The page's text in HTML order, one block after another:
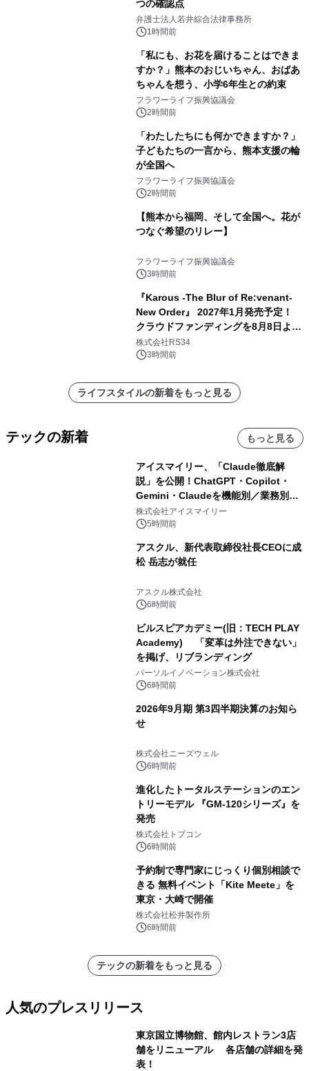
つの確認点
弁護士法人若井綜合法律事務所
1時間前
「私にも、お花を届けることはできま
すか？」熊本のおじいちゃん、おばあ
ちゃんを想う、小学6年生との約束
フラワーライフ振興協議会
2時間前
「わたしたちにも何かできますか？」
子どもたちの一言から、熊本支援の輪
が全国へ
フラワーライフ振興協議会
2時間前
【熊本から福岡、そして全国へ。花が
つなぐ希望のリレー】
フラワーライフ振興協議会
3時間前
『Karous -The Blur of Re:venant-
New Order』 2027年1月発売予定！
クラウドファンディングを8月8日より
開始
株式会社RS34
3時間前
ライフスタイルの新着をもっと見る
テックの新着 もっと見る
アイスマイリー、「Claude徹底解
説」を公開！ChatGPT・Copilot・
Gemini・Claudeを機能別／業務別に
比較―自社に合う生成AIの選び方がわ
かる実践ガイド
株式会社アイスマイリー
5時間前
アスクル、新代表取締役社長CEOに成
松 岳志が就任
アスクル株式会社
6時間前
ビルスピアカデミー(旧：TECH PLAY
Academy) 「変革は外注できない」
を掲げ、リブランディング
パーソルイノベーション株式会社
6時間前
2026年9月期 第3四半期決算のお知ら
せ
株式会社ニーズウェル
6時間前
進化したトータルステーションのエン
トリーモデル 『GM-120シリーズ』を
発売
株式会社トプコン
6時間前
予約制で専門家にじっくり個別相談で
きる 無料イベント「Kite Meete」を
東京・大崎で開催
株式会社松井製作所
6時間前
テックの新着をもっと見る
人気のプレスリリース
東京国立博物館、館内レストラン3店
舗をリニューアル 各店舗の詳細を発
表！